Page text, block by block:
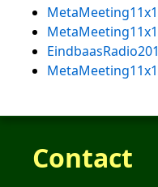
Contact